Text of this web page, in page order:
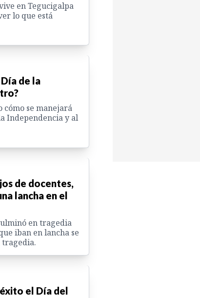
en Tegucigalpa
lo que está
de la
se manejará
Independencia y al
de docentes,
lancha en el
en tragedia
iban en lancha se
tragedia.
el Día del